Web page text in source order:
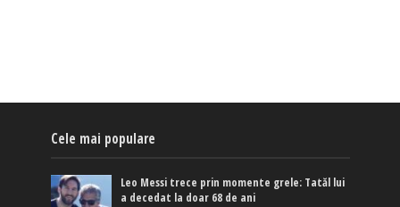
Cele mai populare
Leo Messi trece prin momente grele: Tatăl lui
a decedat la doar 68 de ani